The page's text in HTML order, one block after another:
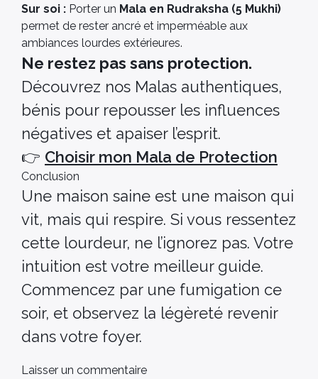
Sur soi : Porter un Mala en Rudraksha (5 Mukhi)
permet de rester ancré et imperméable aux
ambiances lourdes extérieures.
Ne restez pas sans protection.
Découvrez nos Malas authentiques,
bénis pour repousser les influences
négatives et apaiser l’esprit.
👉 Choisir mon Mala de Protection
Conclusion
Une maison saine est une maison qui
vit, mais qui respire. Si vous ressentez
cette lourdeur, ne l’ignorez pas. Votre
intuition est votre meilleur guide.
Commencez par une fumigation ce
soir, et observez la légèreté revenir
dans votre foyer.
Laisser un commentaire